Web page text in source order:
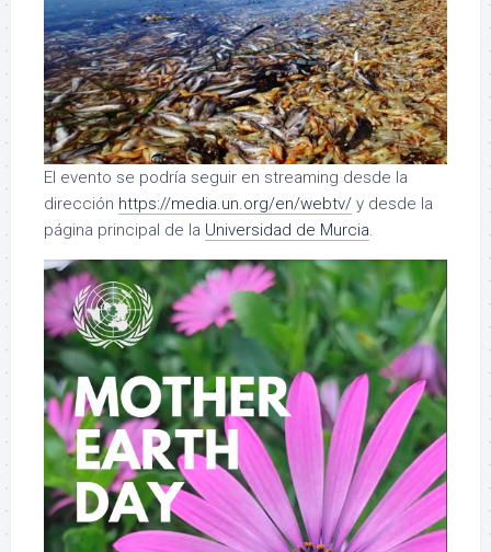
El evento se podría seguir en streaming desde la
dirección https://media.un.org/en/webtv/ y desde la
página principal de la Universidad de Murcia.